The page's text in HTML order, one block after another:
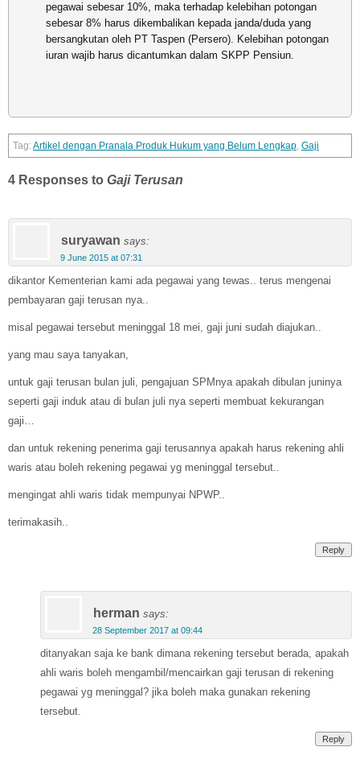
pegawai sebesar 10%, maka terhadap kelebihan potongan
sebesar 8% harus dikembalikan kepada janda/duda yang
bersangkutan oleh PT Taspen (Persero). Kelebihan potongan
iuran wajib harus dicantumkan dalam SKPP Pensiun.
Artikel dengan Pranala Produk Hukum yang Belum Lengkap, Gaji
4 Responses to Gaji Terusan
suryawan says:
9 June 2015 at 07:31
dikantor Kementerian kami ada pegawai yang tewas.. terus mengenai
pembayaran gaji terusan nya..
misal pegawai tersebut meninggal 18 mei, gaji juni sudah diajukan..
yang mau saya tanyakan,
untuk gaji terusan bulan juli, pengajuan SPMnya apakah dibulan juninya
seperti gaji induk atau di bulan juli nya seperti membuat kekurangan
gaji…
dan untuk rekening penerima gaji terusannya apakah harus rekening ahli
waris atau boleh rekening pegawai yg meninggal tersebut..
mengingat ahli waris tidak mempunyai NPWP..
terimakasih..
Reply
herman says:
28 September 2017 at 09:44
ditanyakan saja ke bank dimana rekening tersebut berada, apakah
ahli waris boleh mengambil/mencairkan gaji terusan di rekening
pegawai yg meninggal? jika boleh maka gunakan rekening
tersebut.
Reply